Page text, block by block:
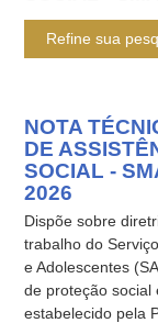
Refine sua
NOTA
DE
SOCIAL -
2026
Dispõe sobre
trabalho do
e Adolescentes
de proteção social
estabelecido pela